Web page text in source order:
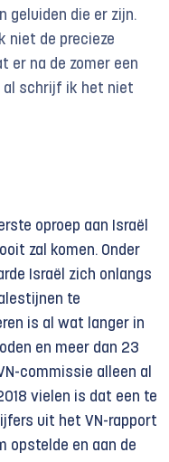
geluiden die er zijn.
niet de precieze
er na de zomer een
al schrijf ik het niet
oproep aan Israël
zal komen. Onder
Israël zich onlangs
te
is al wat langer in
en meer dan 23
commissie alleen al
vielen is dat een te
uit het VN-rapport
opstelde en aan de